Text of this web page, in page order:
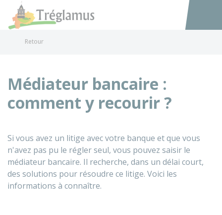
Accéder
Retour
Médiateur bancaire :
comment y recourir ?
Si vous avez un litige avec votre banque et que vous
n'avez pas pu le régler seul, vous pouvez saisir le
médiateur bancaire. Il recherche, dans un délai court,
des solutions pour résoudre ce litige. Voici les
informations à connaître.